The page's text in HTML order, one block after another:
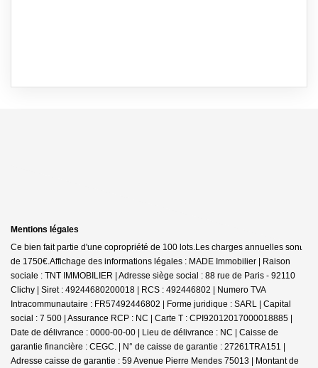
Mentions légales
Ce bien fait partie d'une copropriété de 100 lots.Les charges annuelles sont
de 1750€.Affichage des informations légales : MADE Immobilier | Raison
sociale : TNT IMMOBILIER | Adresse siège social : 88 rue de Paris - 92110
Clichy | Siret : 49244680200018 | RCS : 492446802 | Numero TVA
Intracommunautaire : FR57492446802 | Forme juridique : SARL | Capital
social : 7 500 | Assurance RCP : NC | Carte T : CPI92012017000018885 |
Date de délivrance : 0000-00-00 | Lieu de délivrance : NC | Caisse de
garantie financière : CEGC. | N° de caisse de garantie : 27261TRA151 |
Adresse caisse de garantie : 59 Avenue Pierre Mendes 75013 | Montant de